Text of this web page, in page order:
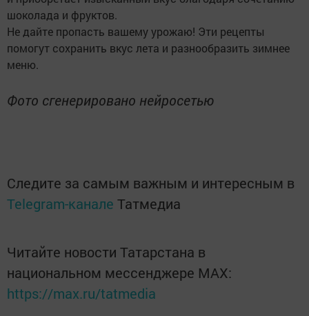
шоколада и фруктов.
Не дайте пропасть вашему урожаю! Эти рецепты
помогут сохранить вкус лета и разнообразить зимнее
меню.
Фото сгенерировано нейросетью
Следите за самым важным и интересным в
Telegram-канале Татмедиа
Читайте новости Татарстана в
национальном мессенджере MАХ:
https://max.ru/tatmedia